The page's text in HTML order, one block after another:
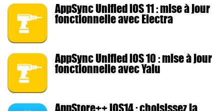
AppSync Unified iOS 11 : mise à jour
fonctionnelle avec Electra
AppSync Unified iOS 10 : mise à jour
fonctionnelle avec Yalu